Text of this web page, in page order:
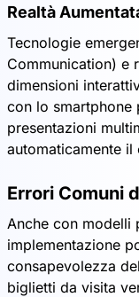
Realtà
Tecnologie
Communication) e
dimensioni
con lo smartphone
presentazioni
automaticamente
Errori Comuni
Anche con modelli
implementazione
consapevolezza
biglietti da visita